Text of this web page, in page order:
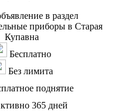
в раздел
приборы в Старая
Купавна
Бесплатно
Без лимита
поднятие
365 дней